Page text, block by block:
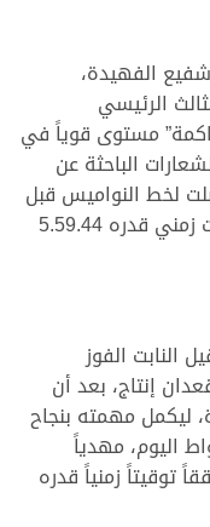
الفهيدة،
الرئيسي
مستوى قوياً في
الباحثة عن
لخط النواميس قبل
الجميع، قاطعة رحلة السباق في توقيت زمني قدره 5.59.44
الفوز
إنتاج، بعد أن
ليكمل مهمته بنجاح
اليوم، مهدياً
توقيتاً زمنياً قدره